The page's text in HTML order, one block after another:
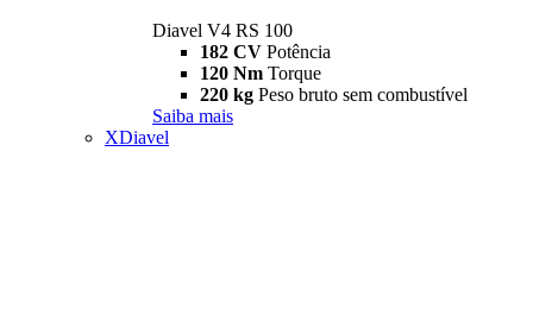
Diavel V4 RS 100
182 CV Potência
120 Nm Torque
220 kg Peso bruto sem combustível
Saiba mais
XDiavel